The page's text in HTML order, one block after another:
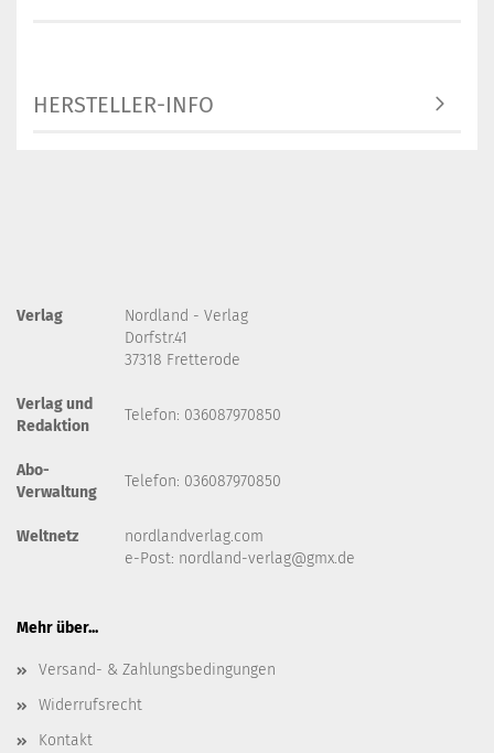
HERSTELLER-INFO
Verlag
Nordland - Verlag
Dorfstr.41
37318 Fretterode
Verlag und
Redaktion
Telefon: 036087970850
Abo-
Verwaltung
Telefon: 036087970850
Weltnetz
nordlandverlag.com
e-Post: nordland-verlag@gmx.de
Mehr über...
Versand- & Zahlungsbedingungen
Widerrufsrecht
Kontakt